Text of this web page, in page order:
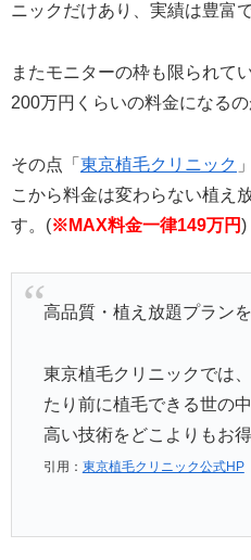
ニックだけあり、実績は豊富
またモニターの枠も限られて
200万円くらいの料金になる
その点「 東京植毛クリニック
こから料金は変わらない植え
す。(※MAX料金一律149万円)
高品質・植え放題プラン
東京植毛クリニックでは
たり前に植毛できる世の
高い技術をどこよりもお
引用： 東京植毛クリニック公式HP